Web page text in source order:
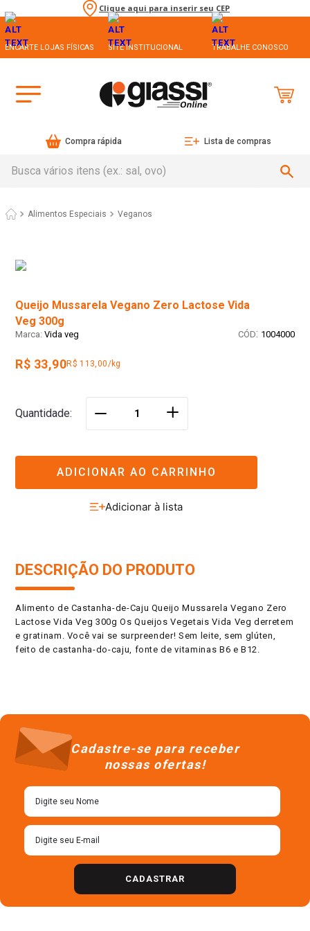
Clique aqui para inserir seu CEP
ENCARTE LOJAS FÍSICAS SITE INSTITUCIONAL TRABALHE CONOSCO
Compra rápida Lista de compras
Alimentos Especiais Veganos
Queijo Mussarela Vegano Zero Lactose Vida
Veg 300g
Vida veg : 1004000
R$ 33,90R$ 113,00/kg
Quantidade ＋
ADICIONAR AO CARRINHO
DESCRIÇÃO DO PRODUTO
Alimento de Castanha-de-Caju Queijo Mussarela Vegano Zero
Lactose Vida Veg 300g Os Queijos Vegetais Vida Veg derretem
e gratinam. Você vai se surpreender! Sem leite, sem glúten,
feito de castanha-do-caju, fonte de vitaminas B6 e B12.
Cadastre-se para receber
nossas ofertas!
CADASTRAR